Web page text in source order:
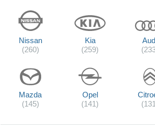
Nissan
(260)
Kia
(259)
Mazda
(145)
Opel
(141)